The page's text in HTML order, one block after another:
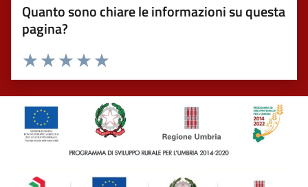
Quanto sono chiare le informazioni su questa
pagina?
Valuta 5 stelle su 5
Valuta 4 stelle su 5
Valuta 3 stelle su 5
Valuta 2 stelle su 5
Valuta 1 stelle su 5